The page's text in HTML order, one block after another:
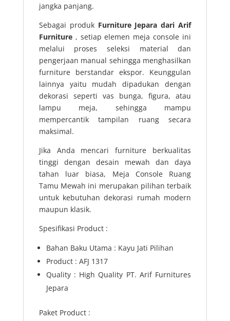
jangka panjang.
Sebagai produk Furniture Jepara dari Arif
Furniture, setiap elemen meja console ini
melalui proses seleksi material dan
pengerjaan manual sehingga menghasilkan
furniture berstandar ekspor. Keunggulan
lainnya yaitu mudah dipadukan dengan
dekorasi seperti vas bunga, figura, atau
lampu meja, sehingga mampu
mempercantik tampilan ruang secara
maksimal.
Jika Anda mencari furniture berkualitas
tinggi dengan desain mewah dan daya
tahan luar biasa, Meja Console Ruang
Tamu Mewah ini merupakan pilihan terbaik
untuk kebutuhan dekorasi rumah modern
maupun klasik.
Spesifikasi Product :
Bahan Baku Utama : Kayu Jati Pilihan
Product : AFJ 1317
Quality : High Quality PT. Arif Furnitures
Jepara
Paket Product :